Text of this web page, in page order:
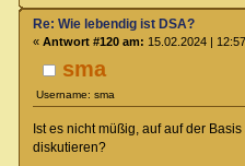
sma
Username: sma
Re: Wie lebendig ist DSA?
« Antwort #120 am: 15.02.2024 |
Ist es nicht müßig, auf auf der
diskutieren?